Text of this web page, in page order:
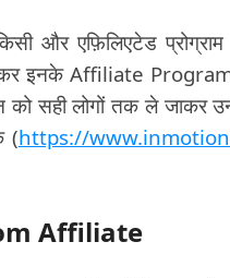
और एफ़िलिएटेड
इनके Affiliate Program
को सही लोगों तक ले
(https://
Affiliate